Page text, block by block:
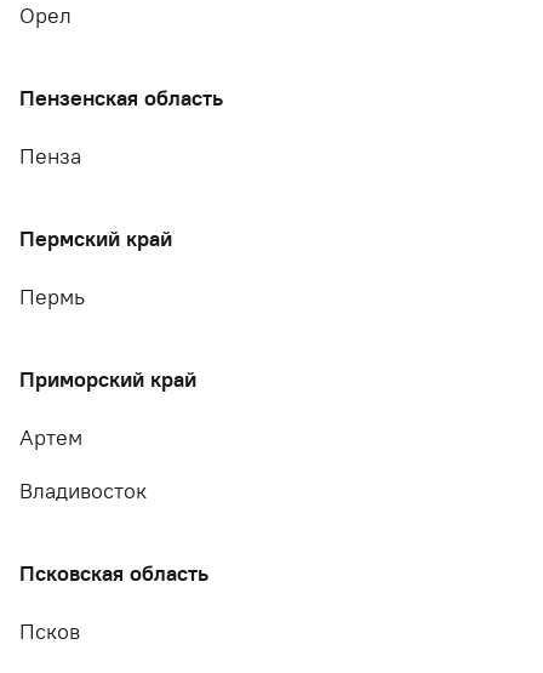
Орел
Пензенская область
Пенза
Пермский край
Пермь
Приморский край
Артем
Владивосток
Псковская область
Псков